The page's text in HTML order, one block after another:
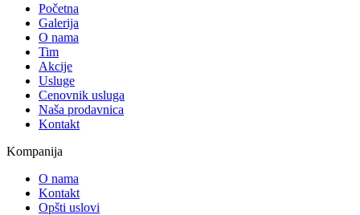
Početna
Galerija
O nama
Tim
Akcije
Usluge
Cenovnik usluga
Naša prodavnica
Kontakt
Kompanija
O nama
Kontakt
Opšti uslovi